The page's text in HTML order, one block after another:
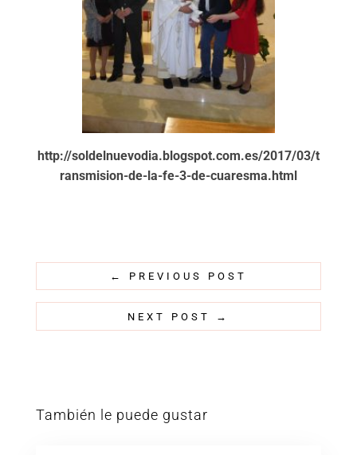
http://soldelnuevodia.blogspot.com.es/2017/03/t
ransmision-de-la-fe-3-de-cuaresma.html
← PREVIOUS POST
NEXT POST →
También le puede gustar